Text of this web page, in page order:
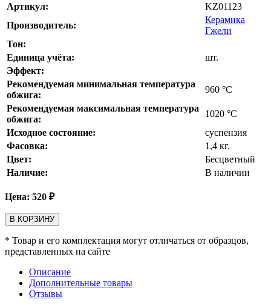
Артикул:
KZ01123
Производитель:
Керамика
Гжели
Тон:
Единица учёта:
шт.
Эффект:
Рекомендуемая минимальная температура
обжига:
960 °С
Рекомендуемая максимальная температура
обжига:
1020 °С
Исходное состояние:
суспензия
Фасовка:
1,4 кг.
Цвет:
Бесцветный
Наличие:
В наличии
Цена: 520 ₽
В КОРЗИНУ
* Товар и его комплектация могут отличаться от образцов,
представленных на сайте
Описание
Дополнительные товары
Отзывы